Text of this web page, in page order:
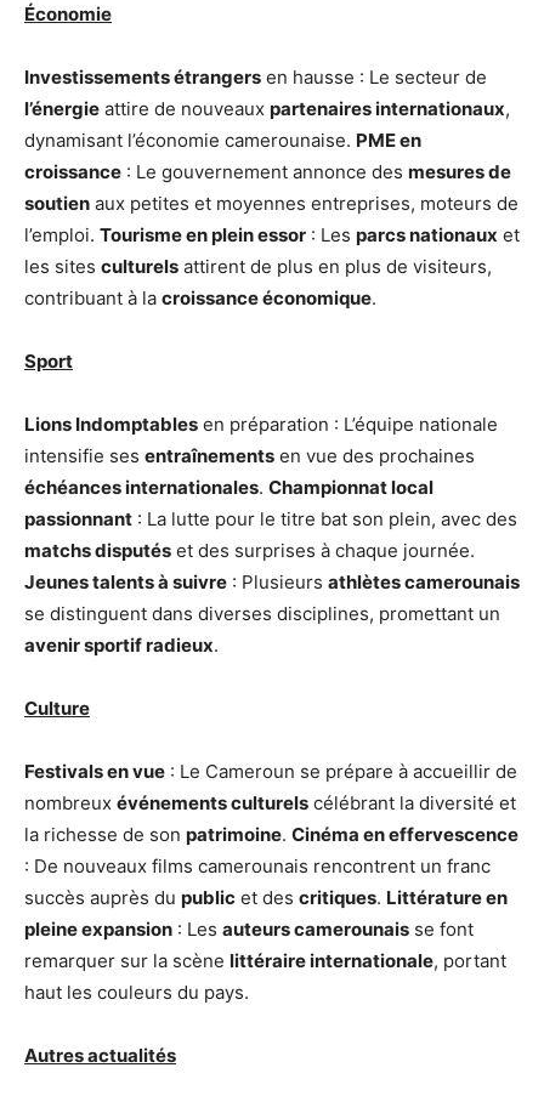
Économie
Investissements étrangers en hausse : Le secteur de
l’énergie attire de nouveaux partenaires internationaux,
dynamisant l’économie camerounaise. PME en
croissance : Le gouvernement annonce des mesures de
soutien aux petites et moyennes entreprises, moteurs de
l’emploi. Tourisme en plein essor : Les parcs nationaux et
les sites culturels attirent de plus en plus de visiteurs,
contribuant à la croissance économique.
Sport
Lions Indomptables en préparation : L’équipe nationale
intensifie ses entraînements en vue des prochaines
échéances internationales. Championnat local
passionnant : La lutte pour le titre bat son plein, avec des
matchs disputés et des surprises à chaque journée.
Jeunes talents à suivre : Plusieurs athlètes camerounais
se distinguent dans diverses disciplines, promettant un
avenir sportif radieux.
Culture
Festivals en vue : Le Cameroun se prépare à accueillir de
nombreux événements culturels célébrant la diversité et
la richesse de son patrimoine. Cinéma en effervescence
: De nouveaux films camerounais rencontrent un franc
succès auprès du public et des critiques. Littérature en
pleine expansion : Les auteurs camerounais se font
remarquer sur la scène littéraire internationale, portant
haut les couleurs du pays.
Autres actualités